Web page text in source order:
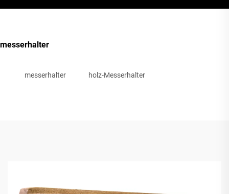
messerhalter
messerhalter holz-Messerhalter